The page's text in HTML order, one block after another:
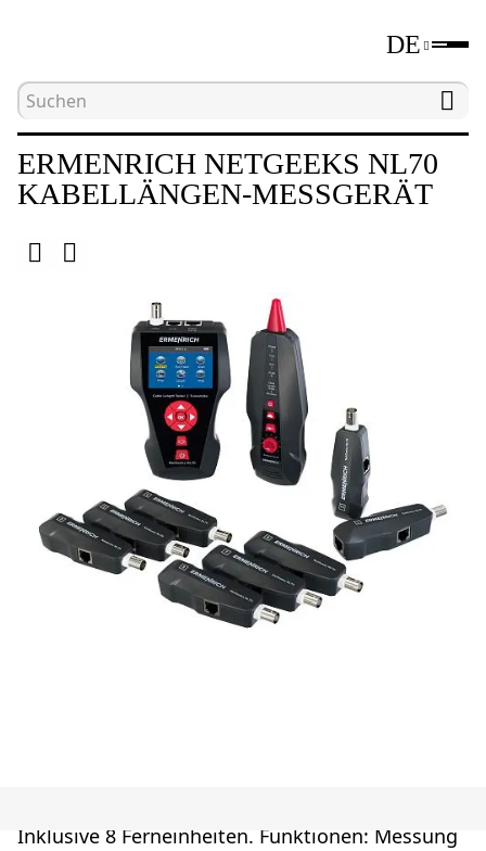
DE
Hauptseite Werkzeuge zum Testen
ERMENRICH NETGEEKS NL70
KABELLÄNGEN-MESSGERÄT
Inklusive 8 Ferneinheiten. Funktionen: Messung